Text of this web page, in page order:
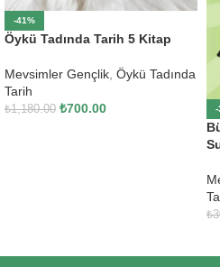
-41%
Öykü Tadında Tarih 5 Kitap
Mevsimler Gençlik, Öykü Tadında
Tarih
₺1,180.00 ₺700.00 -
₺